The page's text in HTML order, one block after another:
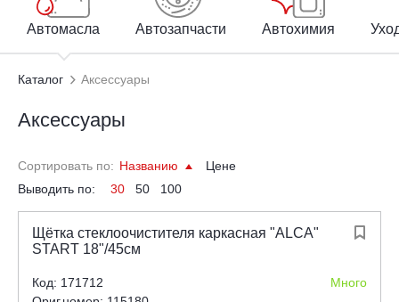
Автомасла Автозапчасти Автохимия
Каталог Аксессуары
Аксессуары
Сортировать по: Названию
Цене
Выводить по:
30 50 100

Щётка стеклоочистителя каркасная "ALCA"
START 18"/45см
Код: 171712
Много